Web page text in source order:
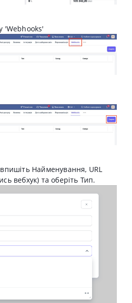
'Webhooks'
Найменування, URL
вебхук) та оберіть Тип.